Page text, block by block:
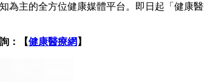
為主的全方位健康媒體平台。即日起「健
：【健康醫療網 】